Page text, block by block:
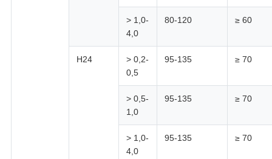
> 1,0-
4,0
80-120 ≥ 60
H24
> 0,2-
0,5
95-135 ≥ 70
> 0,5-
1,0
95-135 ≥ 70
> 1,0-
4,0
95-135 ≥ 70